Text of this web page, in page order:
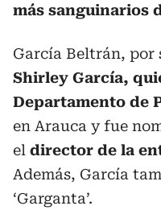
más sanguinarios
García Beltrán, por
Shirley García,
Departamento de
en Arauca y fue
el director de la
Además, García
‘Garganta’.